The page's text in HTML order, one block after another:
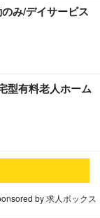
み/デイサービス
型有料老人ホーム
by 求人ボックス